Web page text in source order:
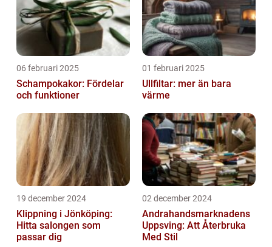
06 februari 2025
Schampokakor: Fördelar
och funktioner
01 februari 2025
Ullfiltar: mer än bara
värme
19 december 2024
Klippning i Jönköping:
Hitta salongen som
passar dig
02 december 2024
Andrahandsmarknadens
Uppsving: Att Återbruka
Med Stil